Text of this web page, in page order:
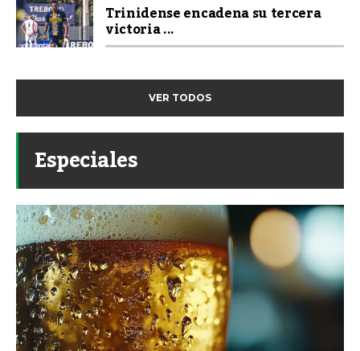
Trinidense encadena su tercera
victoria ...
VER TODOS
Especiales